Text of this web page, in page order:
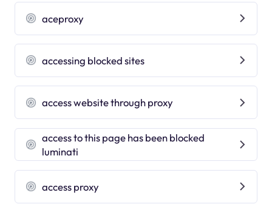
aceproxy
accessing blocked sites
access website through proxy
access to this page has been blocked
luminati
access proxy